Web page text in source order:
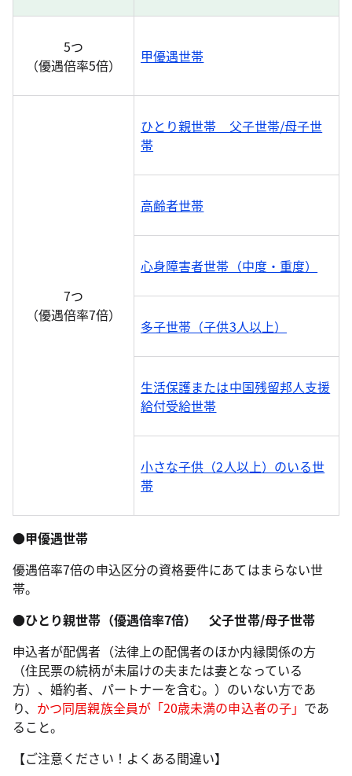
5つ
（優遇倍率5倍）
甲優遇世帯
7つ
（優遇倍率7倍）
ひとり親世帯 父子世帯/母子世
帯
高齢者世帯
心身障害者世帯（中度・重度）
多子世帯（子供3人以上）
生活保護または中国残留邦人支援
給付受給世帯
小さな子供（2人以上）のいる世
帯
●甲優遇世帯
優遇倍率7倍の申込区分の資格要件にあてはまらない世
帯。
●ひとり親世帯（優遇倍率7倍） 父子世帯/母子世帯
申込者が配偶者（法律上の配偶者のほか内縁関係の方
（住民票の続柄が未届けの夫または妻となっている
方）、婚約者、パートナーを含む。）のいない方であ
り、 かつ同居親族全員が「20歳未満の申込者の子」 であ
ること。
【ご注意ください！よくある間違い】